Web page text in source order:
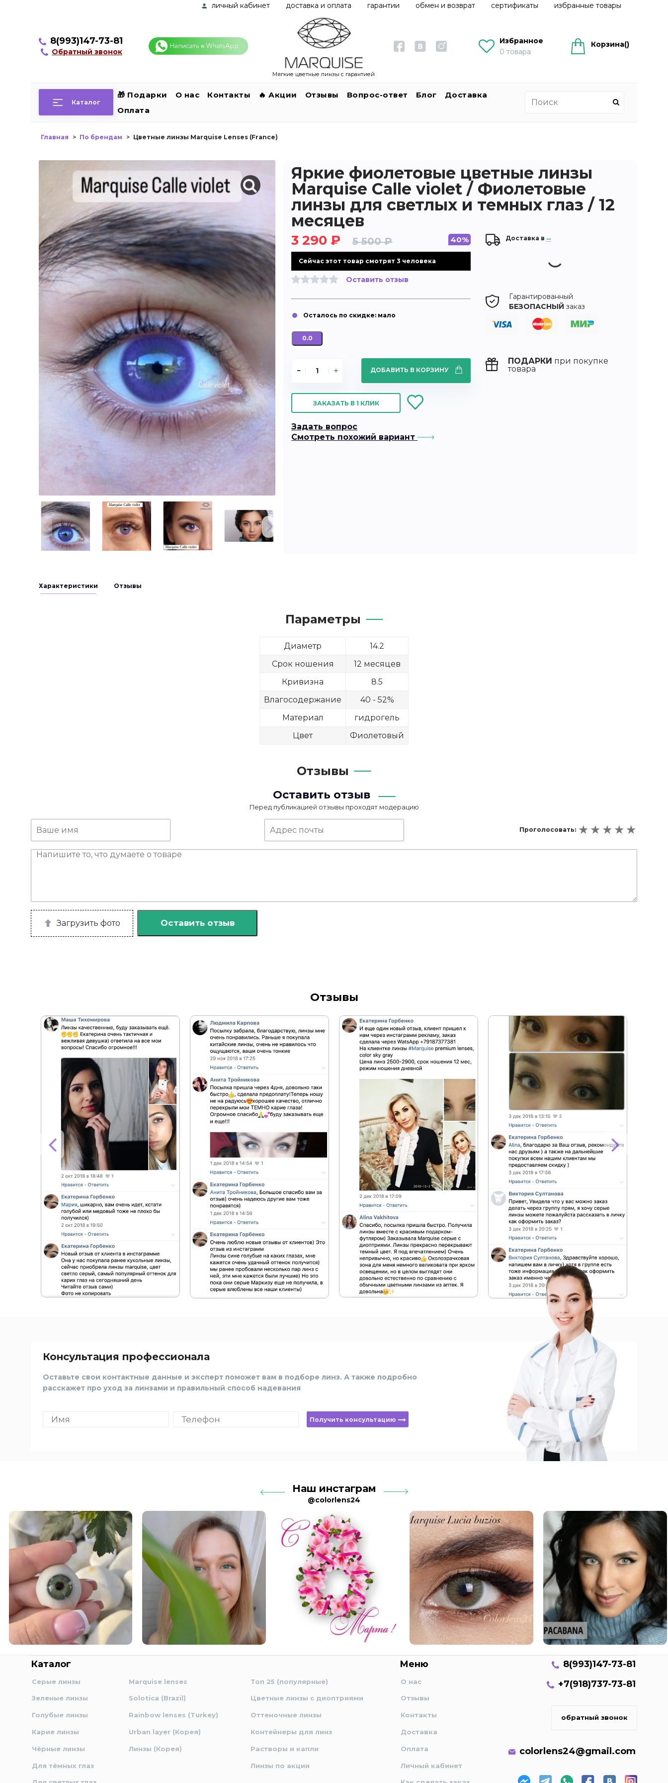
личный кабинет доставка и оплата гарантии обмен и возврат сертификаты избранные товары
8(993)147-73-81
Обратный звонок
Мягкие цветные линзы с гарантией
Избранное
0 товара
Корзина()
Каталог
🎁 Подарки О нас Контакты 🔥 Акции Отзывы Вопрос-ответ Блог
Доставка
Оплата
Главная По брендам Цветные линзы Marquise Lenses (France)
Яркие фиолетовые цветные линзы
Marquise Calle violet / Фиолетовые
линзы для светлых и темных глаз / 12
месяцев
3 290 ₽ 5 500 ₽ 40%
Cейчас этот товар смотрят 3 человека
Оставить отзыв
0.0
ДОБАВИТЬ В КОРЗИНУ
ЗАКАЗАТЬ В 1 КЛИК
Задать вопрос
Смотреть похожий вариант
Доставка в ...
Гарантированный
БЕЗОПАСНЫЙ заказ
ПОДАРКИ при покупке
товара
Характеристики Отзывы
Параметры
Диаметр
14.2
Срок ношения
12 месяцев
Кривизна
8.5
Влагосодержание
40 - 52%
Материал
гидрогель
Цвет
Фиолетовый
Отзывы
Оставить отзыв
Перед публикацией отзывы проходят модерацию
Проголосовать:
Загрузить фото Оставить отзыв
Отзывы
Консультация профессионала
Оставьте свои контактные данные и эксперт поможет вам в подборе линз. А также подробно
расскажет про уход за линзами и правильный способ надевания
Получить консультацию
Наш инстаграм
@colorlens24
Каталог
Серые линзы
Зеленые линзы
Голубые линзы
Карие линзы
Чёрные линзы
Для тёмных глаз
Marquise lenses
Solotica (Brazil)
Rainbow lenses (Turkey)
Urban layer (Корея)
Линзы (Корея)
Топ 25 (популярные)
Цветные линзы с диоптриями
Оттеночные линзы
Контейнеры для линз
Растворы и капли
Линзы по акции
Меню
О нас
Отзывы
Контакты
Доставка
Оплата
Личный кабинет
8(993)147-73-81
+7(918)737-73-81
обратный звонок
colorlens24@gmail.com